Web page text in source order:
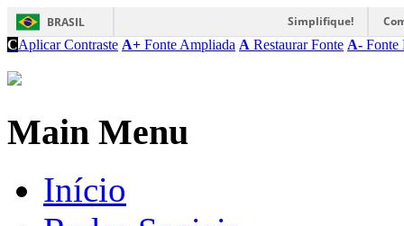
BRASIL Simplifique!
CAplicar Contraste A+ Fonte Ampliada A Restaurar Fonte A- Fonte
Main Menu
Início